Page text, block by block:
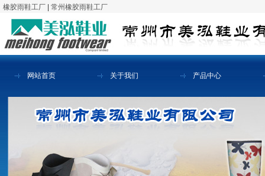
橡胶雨鞋工厂 常州橡胶雨鞋工厂
网站首页 关于我们 产品中心